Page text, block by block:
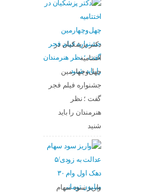
دکتر پزشکیان در
اختتامیه
چهل‌وچهارمین
جشنواره فیلم فجر
گفت ؛ نظر
هنرمندان را باید
شنید
واریز سود سهام